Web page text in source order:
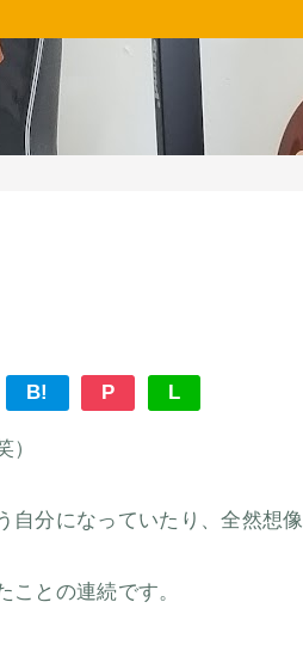
B! P L
）
分になっていたり、全然想
との連続です。